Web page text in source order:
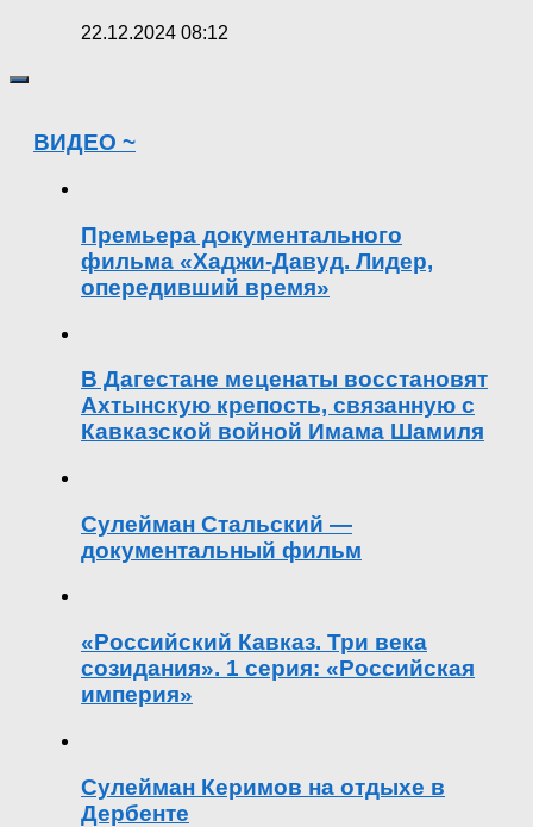
22.12.2024 08:12
ВИДЕО ~
Премьера документального
фильма «Хаджи-Давуд. Лидер,
опередивший время»
В Дагестане меценаты восстановят
Ахтынскую крепость, связанную с
Кавказской войной Имама Шамиля
Сулейман Стальский —
документальный фильм
«Российский Кавказ. Три века
созидания». 1 серия: «Российская
империя»
Сулейман Керимов на отдыхе в
Дербенте